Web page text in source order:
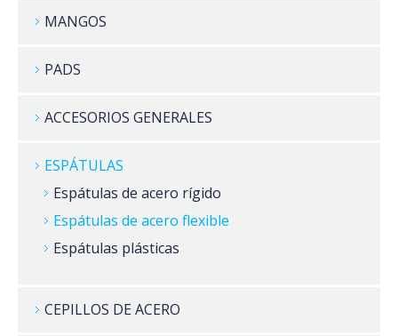
MANGOS
PADS
ACCESORIOS GENERALES
ESPÁTULAS
Espátulas de acero rígido
Espátulas de acero flexible
Espátulas plásticas
CEPILLOS DE ACERO